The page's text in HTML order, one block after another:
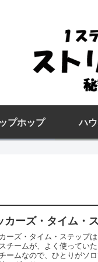
プホップ ハ
カーズ・タイム・
ーズ・タイム・ステップ
チームが、よく使っていたステッ
ームなので、ひとりがソロで